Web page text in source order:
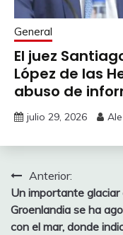
General
El juez
López de las
abuso de
julio 29, 2026
Navegación
de
entradas
Anterior:
Un importante glaciar
Groenlandia se ha
con el mar, donde